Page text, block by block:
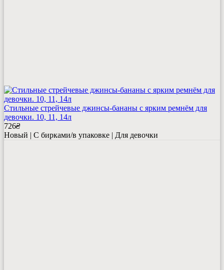
Стильные стрейчевые джинсы-бананы с ярким ремнём для
девочки. 10, 11, 14л
726₴
Новый | С бирками/в упаковке | Для девочки